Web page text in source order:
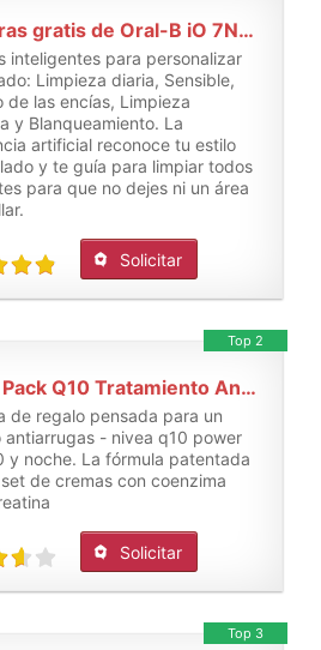
Muestras gratis de Oral-B iO 7N Cepillo de Dientes Eléctrico con Mango Recargable
inteligentes para personalizar
Limpieza diaria, Sensible,
de las encías, Limpieza
y Blanqueamiento. La
artificial reconoce tu estilo
y te guía para limpiar todos
para que no dejes ni un área
Solicitar
Top 2
NIVEA Pack Q10 Tratamiento Antiarrugas 4 semanas, Caja de regalo mujer
de regalo pensada para un
antiarrugas - nivea q10 power
y noche. La fórmula patentada
de cremas con coenzima
Solicitar
Top 3